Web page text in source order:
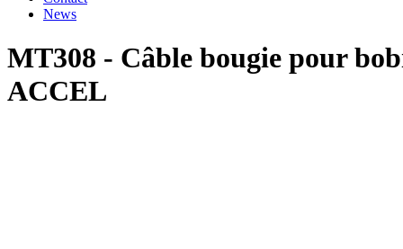
News
MT308 - Câble bougie pour
ACCEL